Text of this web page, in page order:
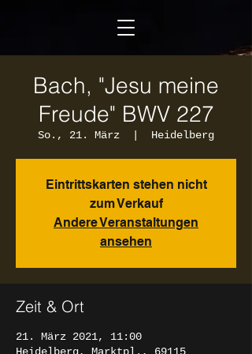
Bach, "Jesu meine
Freude" BWV 227
So., 21. März Heidelberg
Eintrittskarten stehen nicht
zum Verkauf
Andere Veranstaltungen
ansehen
Zeit & Ort
21. März 2021, 11:00